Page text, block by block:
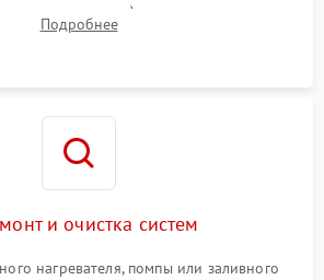
уровня воды), датчика мутности,
и электронного модуля управления.
Подробнее
и очистка систем
нагревателя, помпы или заливного